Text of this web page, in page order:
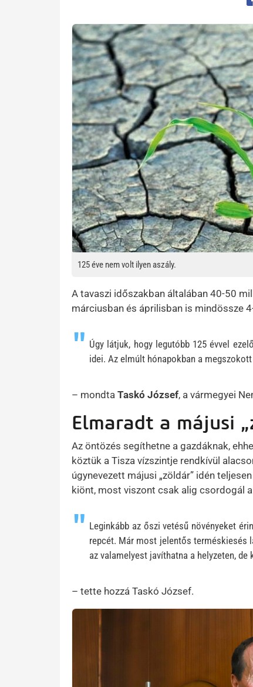
Kép
125 éve nem volt ilyen aszály.
A tavaszi időszakban általában 40-50
márciusban és áprilisban is mindössze
Úgy látjuk, hogy legutóbb 125 évvel
idei. Az elmúlt hónapokban a
– mondta Taskó József, a vármegyei
Elmaradt a májusi
Az öntözés segíthetne a gazdáknak,
köztük a Tisza vízszintje rendkívül
úgynevezett májusi „zöldár” idén
kiönt, most viszont csak alig csordogál
Leginkább az őszi vetésű növényeket
repcét. Már most jelentős terméskiesés
az valamelyest javíthatna a helyzeten,
– tette hozzá Taskó József.
Kép